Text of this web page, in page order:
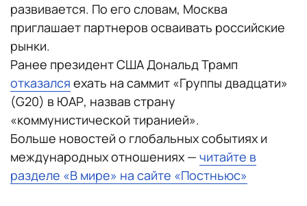
развивается. По его словам, Москва
приглашает партнеров осваивать российские
рынки.
Ранее президент США Дональд Трамп
отказался ехать на саммит «Группы двадцати»
(G20) в ЮАР, назвав страну
«коммунистической тиранией».
Больше новостей о глобальных событиях и
международных отношениях — читайте в
разделе «В мире» на сайте «Постньюс»